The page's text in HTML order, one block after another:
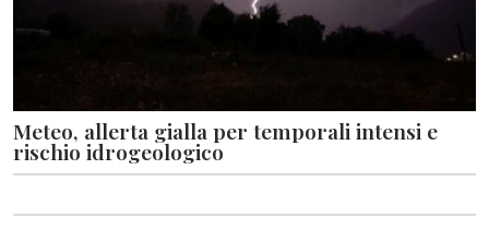
Meteo, allerta gialla per temporali intensi e
rischio idrogeologico